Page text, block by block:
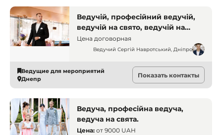
Ведучій, професійний ведучій,
ведучій на свято, ведучій на
корпоратив. Дніпро. Ведучі
Цена договорная
Ведучий Сергій Навротський, Дніпро
Ведущие для мероприятий
Днепр
Показать контакты
Ведуча, професійна ведуча,
ведуча на свята.
Цена: от 9000 UAH